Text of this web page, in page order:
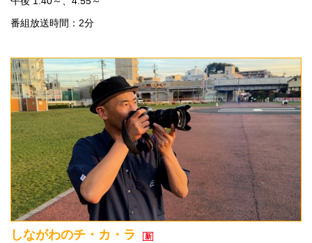
番組放送時間：2分
しながわのチ・カ・ラ